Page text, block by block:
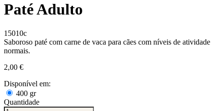
Paté Adulto
15010c
Saboroso paté com carne de vaca para cães com níveis de atividade
normais.
2,00 €
Disponível em:
400 gr
Quantidade